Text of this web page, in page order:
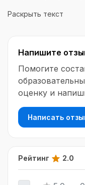
будут полезными
станут основой
Раскрыть текст
Напишите
Помогите
оценку и
Написать
Рейтинг 2.0